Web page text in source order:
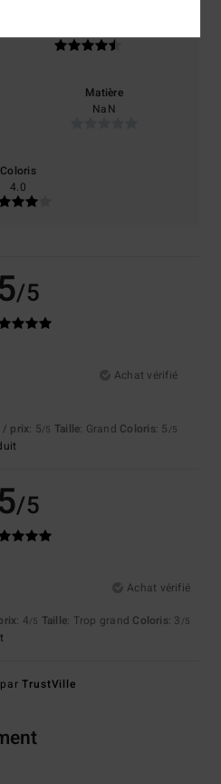
Matière
NaN
Coloris
4.0
/5
Achat vérifié
/ prix: 5/5 Taille: Grand Coloris: 5 /5
/5
Achat vérifié
: 4/5 Taille: Trop grand Coloris: 3 /5
TrustVille